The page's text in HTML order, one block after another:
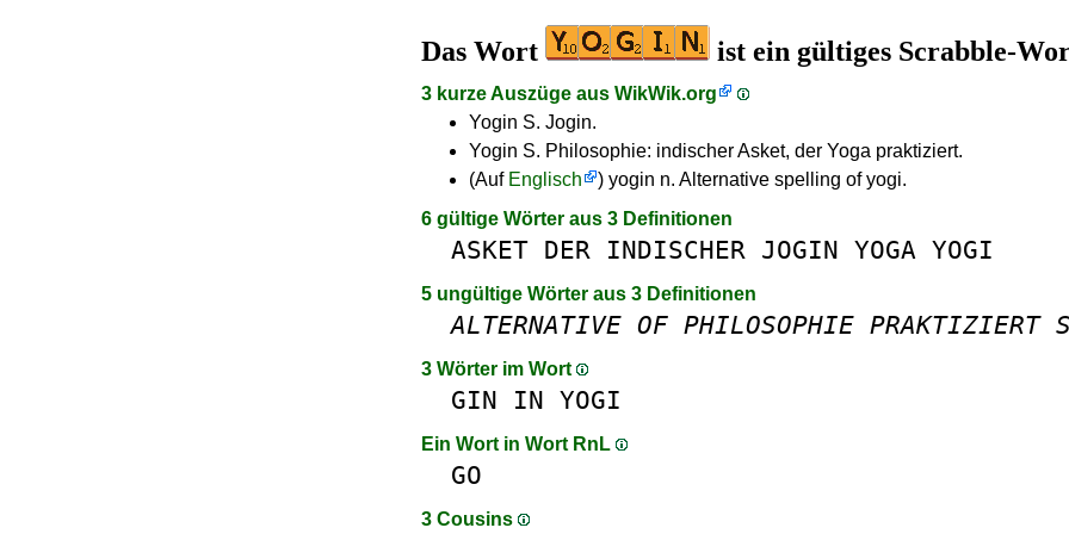
Das Wort ist ein gültiges Scrabble-
3 kurze Auszüge aus WikWik.org
Yogin S. Jogin.
Yogin S. Philosophie: indischer Asket, der Yoga praktiziert.
(Auf Englisch
) yogin n. Alternative spelling of yogi.
6 gültige Wörter aus 3 Definitionen
ASKET DER INDISCHER JOGIN YOGA YOGI
5 ungültige Wörter aus 3 Definitionen
ALTERNATIVE OF PHILOSOPHIE PRAKTIZIERT
3 Wörter im Wort
GIN IN YOGI
Ein Wort in Wort RnL
GO
3 Cousins